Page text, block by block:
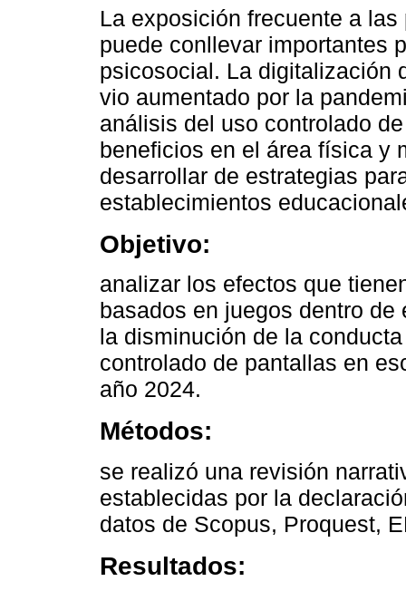
La exposición frecuente a las
puede conllevar importantes
psicosocial. La digitalización
vio aumentado por la
análisis del uso controlado
beneficios en el área física y
desarrollar de estrategias
establecimientos
Objetivo:
analizar los efectos que
basados en juegos dentro
la disminución de la
controlado de pantallas en
año 2024.
Métodos:
se realizó una revisión
establecidas por la
datos de Scopus, Proquest,
Resultados: